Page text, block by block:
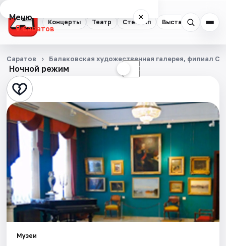
Концерты Театр Стендап Выставки
Меню ×
Саратов
Концерты
Театр
Стендап
Выставки
Квесты
Экскурсии
События
Ночной режим ☾
Саратов Балаковская художественная галерея, филиал
Музеи